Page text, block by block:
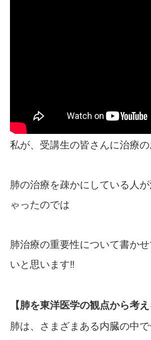
私が、受講生の皆さんに治療
肺の治療を疎かにしている人
ゃったのでは
肺治療の重要性について書か
いと思います‼︎
【肺を東洋医学の観点から考え
肺は、さまざまある内臓の中